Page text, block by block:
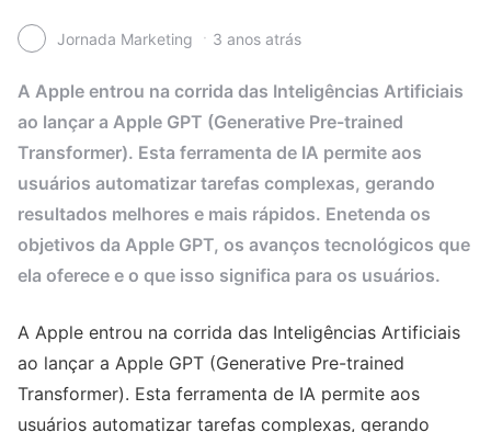
Jornada Marketing 3 anos atrás
A Apple entrou na corrida das Inteligências Artificiais
ao lançar a Apple GPT (Generative Pre-trained
Transformer). Esta ferramenta de IA permite aos
usuários automatizar tarefas complexas, gerando
resultados melhores e mais rápidos. Enetenda os
objetivos da Apple GPT, os avanços tecnológicos que
ela oferece e o que isso significa para os usuários.
A Apple entrou na corrida das Inteligências Artificiais
ao lançar a Apple GPT (Generative Pre-trained
Transformer). Esta ferramenta de IA permite aos
usuários automatizar tarefas complexas, gerando